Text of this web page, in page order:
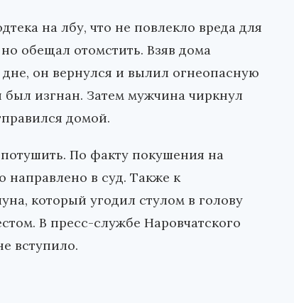
на лбу, что не повлекло вреда для
обещал отомстить. Взяв дома
он вернулся и вылил огнеопасную
изгнан. Затем мужчина чиркнул
домой.
По факту покушения на
направлено в суд. Также к
который угодил стулом в голову
В пресс-службе Наровчатского
вступило.